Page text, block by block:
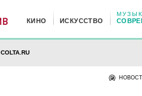
КИНО ИСКУССТВО
COLTA.RU